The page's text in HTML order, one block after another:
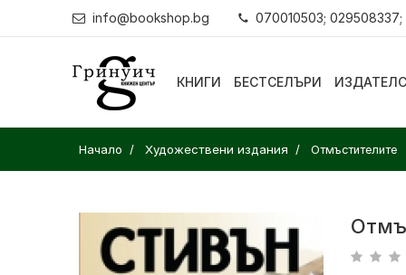
info@bookshop.bg 070010503; 029508337;
КНИГИ БЕСТСЕЛЪРИ
Начало Художествени издания Отмъстителите